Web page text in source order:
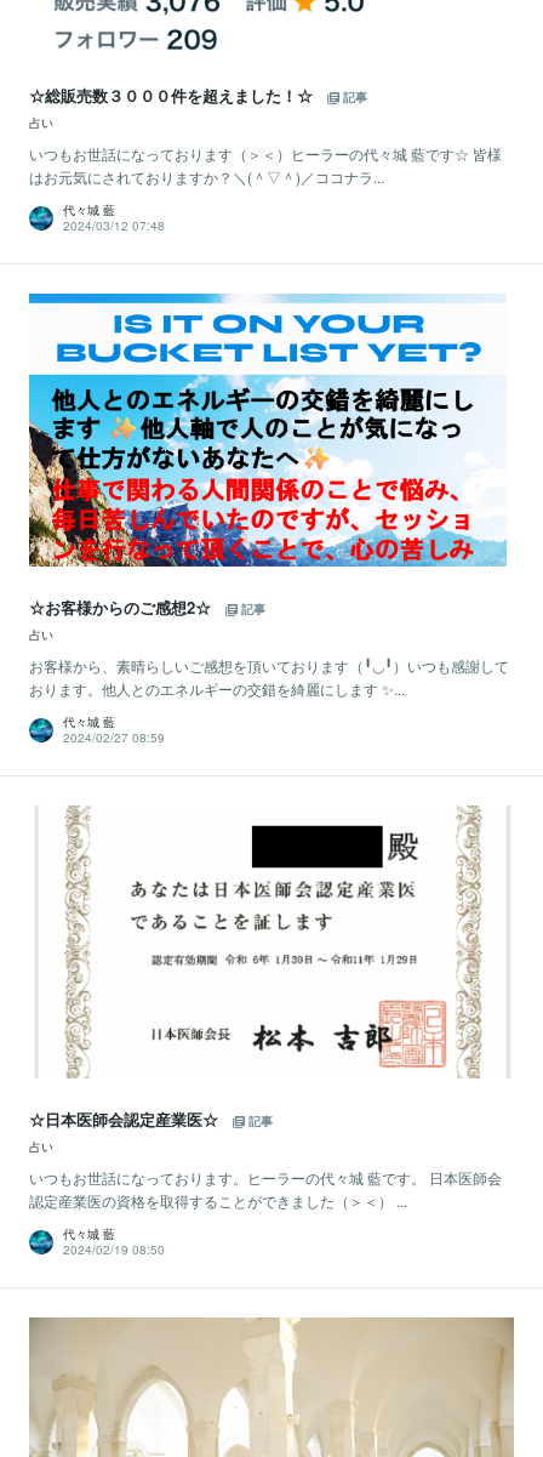
☆総販売数３０００件を超えました！☆
記事
占い
いつもお世話になっております（＞＜）ヒーラーの代々城 藍です☆ 皆様
はお元気にされておりますか？＼(＾▽＾)／ココナラ...
代々城 藍
2024/03/12 07:48
☆お客様からのご感想2☆
記事
占い
お客様から、素晴らしいご感想を頂いております（╹◡╹）いつも感謝して
おります。他人とのエネルギーの交錯を綺麗にします ✨...
代々城 藍
2024/02/27 08:59
☆日本医師会認定産業医☆
記事
占い
いつもお世話になっております。ヒーラーの代々城 藍です。 日本医師会
認定産業医の資格を取得することができました（＞＜） ...
代々城 藍
2024/02/19 08:50